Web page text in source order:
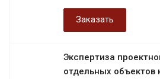
Заказать
Экспертиза
отдельных объектов